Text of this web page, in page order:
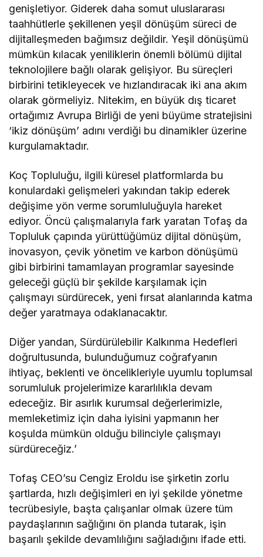
genişletiyor. Giderek daha somut uluslararası
taahhütlerle şekillenen yeşil dönüşüm süreci de
dijitalleşmeden bağımsız değildir. Yeşil dönüşümü
mümkün kılacak yeniliklerin önemli bölümü dijital
teknolojilere bağlı olarak gelişiyor. Bu süreçleri
birbirini tetikleyecek ve hızlandıracak iki ana akım
olarak görmeliyiz. Nitekim, en büyük dış ticaret
ortağımız Avrupa Birliği de yeni büyüme stratejisini
‘ikiz dönüşüm’ adını verdiği bu dinamikler üzerine
kurgulamaktadır.
Koç Topluluğu, ilgili küresel platformlarda bu
konulardaki gelişmeleri yakından takip ederek
değişime yön verme sorumluluğuyla hareket
ediyor. Öncü çalışmalarıyla fark yaratan Tofaş da
Topluluk çapında yürüttüğümüz dijital dönüşüm,
inovasyon, çevik yönetim ve karbon dönüşümü
gibi birbirini tamamlayan programlar sayesinde
geleceği güçlü bir şekilde karşılamak için
çalışmayı sürdürecek, yeni fırsat alanlarında katma
değer yaratmaya odaklanacaktır.
Diğer yandan, Sürdürülebilir Kalkınma Hedefleri
doğrultusunda, bulunduğumuz coğrafyanın
ihtiyaç, beklenti ve öncelikleriyle uyumlu toplumsal
sorumluluk projelerimize kararlılıkla devam
edeceğiz. Bir asırlık kurumsal değerlerimizle,
memleketimiz için daha iyisini yapmanın her
koşulda mümkün olduğu bilinciyle çalışmayı
sürdüreceğiz.’
Tofaş CEO’su Cengiz Eroldu ise şirketin zorlu
şartlarda, hızlı değişimleri en iyi şekilde yönetme
tecrübesiyle, başta çalışanlar olmak üzere tüm
paydaşlarının sağlığını ön planda tutarak, işin
başarılı şekilde devamlılığını sağladığını ifade etti.